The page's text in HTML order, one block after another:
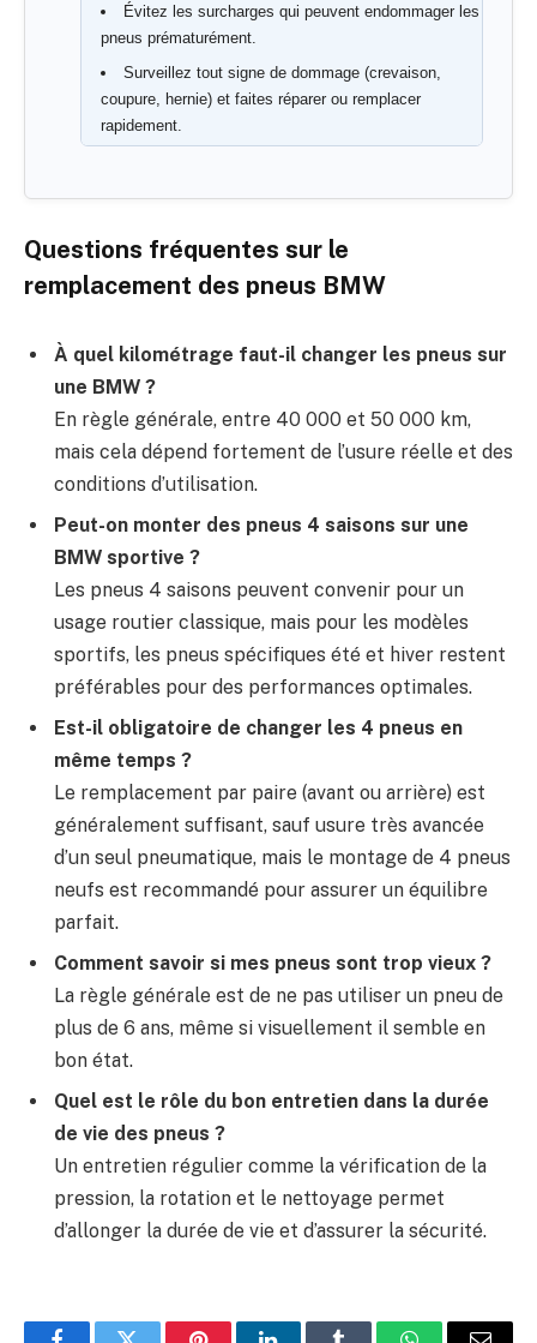
Évitez les surcharges qui peuvent endommager les
pneus prématurément.
Surveillez tout signe de dommage (crevaison,
coupure, hernie) et faites réparer ou remplacer
rapidement.
Questions fréquentes sur le
remplacement des pneus BMW
À quel kilométrage faut-il changer les pneus sur
une BMW ?
En règle générale, entre 40 000 et 50 000 km,
mais cela dépend fortement de l’usure réelle et des
conditions d’utilisation.
Peut-on monter des pneus 4 saisons sur une
BMW sportive ?
Les pneus 4 saisons peuvent convenir pour un
usage routier classique, mais pour les modèles
sportifs, les pneus spécifiques été et hiver restent
préférables pour des performances optimales.
Est-il obligatoire de changer les 4 pneus en
même temps ?
Le remplacement par paire (avant ou arrière) est
généralement suffisant, sauf usure très avancée
d’un seul pneumatique, mais le montage de 4 pneus
neufs est recommandé pour assurer un équilibre
parfait.
Comment savoir si mes pneus sont trop vieux ?
La règle générale est de ne pas utiliser un pneu de
plus de 6 ans, même si visuellement il semble en
bon état.
Quel est le rôle du bon entretien dans la durée
de vie des pneus ?
Un entretien régulier comme la vérification de la
pression, la rotation et le nettoyage permet
d’allonger la durée de vie et d’assurer la sécurité.